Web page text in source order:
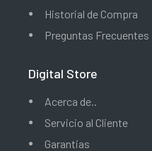
Historial de Compra
Preguntas Frecuentes
Digital Store
Acerca de..
Servicio al Cliente
Garantias